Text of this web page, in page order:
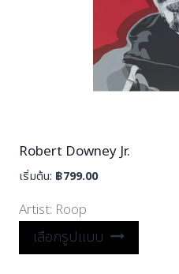
Robert Downey Jr.
เริ่มต้น: ฿799.00
Artist: Roop
เลือกรูปแบบ